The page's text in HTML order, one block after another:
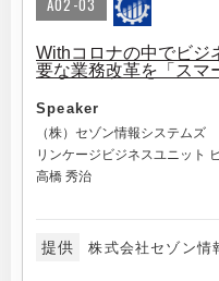
A02-03
Withコロナの中でビジ
要な業務改革を「スマ
Speaker
（株）セゾン情報システムズ
リンケージビジネスユニット
高橋 秀治
提供 株式会社セゾン情